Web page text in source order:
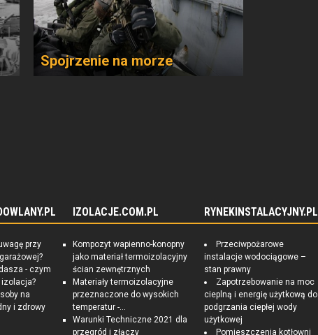
Spojrzenie na morze
przy
- czym
na
i zdrowy
IZOLACJE.COM.PL
Kompozyt wapienno-konopny
jako materiał termoizolacyjny
ścian zewnętrznych
Materiały termoizolacyjne
przeznaczone do wysokich
temperatur -...
Warunki Techniczne 2021 dla
przegród i złączy
RYNEKINSTALACYJNY.PL
Przeciwpożarowe
instalacje wodociągowe –
stan prawny
Zapotrzebowanie na moc
cieplną i energię użytkową do
podgrzania ciepłej wody
użytkowej
Pomieszczenia kotłowni